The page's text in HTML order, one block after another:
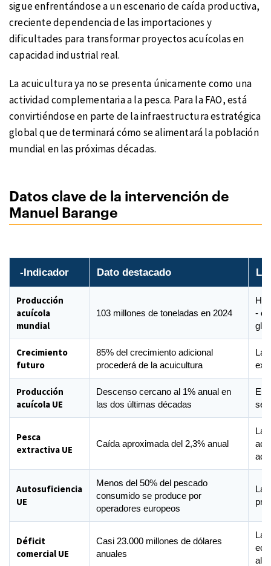
sigue enfrentándose a un escenario de caída productiva,
creciente dependencia de las importaciones y
dificultades para transformar proyectos acuícolas en
capacidad industrial real.
La acuicultura ya no se presenta únicamente como una
actividad complementaria a la pesca. Para la FAO, está
convirtiéndose en parte de la infraestructura estratégica
global que determinará cómo se alimentará la población
mundial en las próximas décadas.
Datos clave de la intervención de
Manuel Barange
-Indicador Dato destacado
Producción
acuícola
mundial
103 millones de toneladas en 2024
-
Crecimiento
futuro
85% del crecimiento adicional
procederá de la acuicultura
La
Producción
acuícola UE
Descenso cercano al 1% anual en
las dos últimas décadas
Pesca
extractiva UE
Caída aproximada del 2,3% anual
La
Autosuficiencia
UE
Menos del 50% del pescado
consumido se produce por
operadores europeos
La
Déficit
comercial UE
Casi 23.000 millones de dólares
anuales
La